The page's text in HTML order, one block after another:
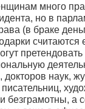
много
но в
(в браке
считаются
наук,
а